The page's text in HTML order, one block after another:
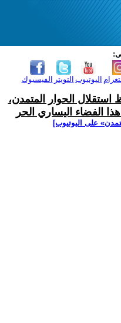
الفيسبوك التويتر اليوتيوب
استقلال الحوار المتمدن،
الفضاء اليساري الحر
على اليوتيوب]